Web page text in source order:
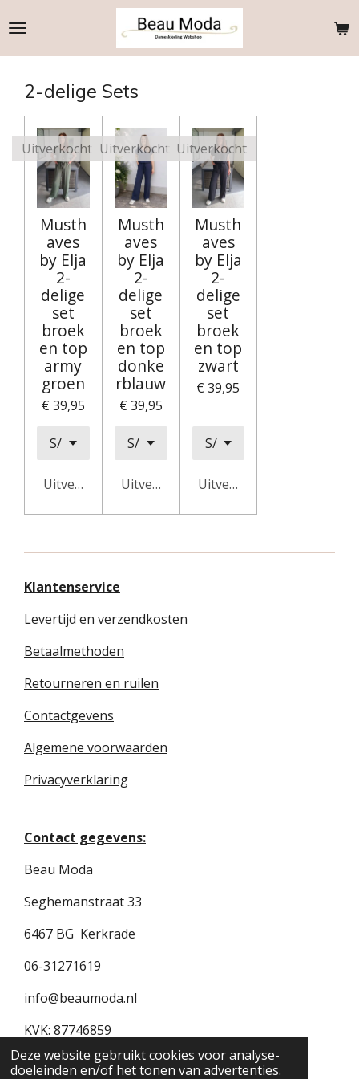
Deze website gebruikt cookies voor analyse-
doeleinden en/of het tonen van advertenties.
direct
naar
hoofdinhoud
2-delige Sets
Uitverkocht
Musth
aves
by Elja
2-
delige
set
broek
en top
army
groen
€ 39,95
Uitverkocht
Uitverkocht
Musth
aves
by Elja
2-
delige
set
broek
en top
donke
rblauw
€ 39,95
Uitverkocht
Uitverkocht
Musth
aves
by Elja
2-
delige
set
broek
en top
zwart
€ 39,95
Uitverkocht
Klantenservice
Levertijd en verzendkosten
Betaalmethoden
Retourneren en ruilen
Contactgevens
Algemene voorwaarden
Privacyverklaring
Contact gegevens:
Beau Moda
Seghemanstraat 33
6467 BG Kerkrade
06-31271619
info@beaumoda.nl
KVK: 87746859
BTW: NL004470697B79